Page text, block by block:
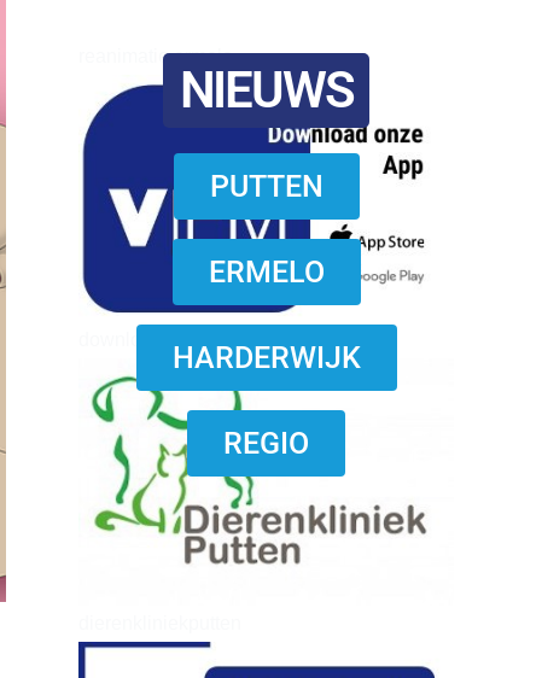
reanimatie ermelo
NIEUWS
PUTTEN
ERMELO
HARDERWIJK
REGIO